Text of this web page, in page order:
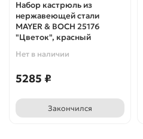
Набор кастрюль из
нержавеющей стали
MAYER & BOCH 25176
"Цветок", красный
Нет в наличии
5285 ₽
Закончился